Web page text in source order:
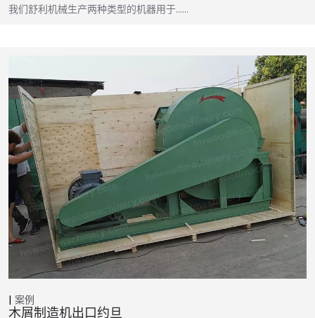
我们舒利机械生产两种类型的机器用于……
案例
木屑制造机出口约旦